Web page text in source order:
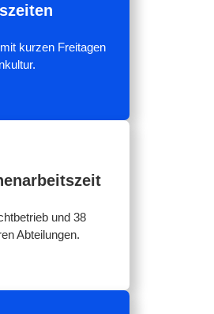
kurzen Freitagen
und 38
Abteilungen.